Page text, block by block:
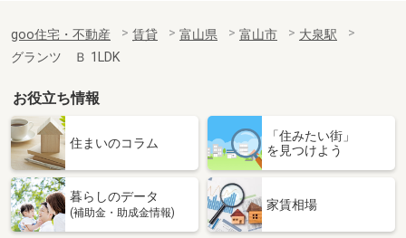
goo住宅・不動産 賃貸 富山県 富山市
大泉駅
グランツ Ｂ 1LDK
お役立ち情報
住まいのコラム
「住みたい街」
を見つけよう
暮らしのデータ
(補助金・助成金情報)
家賃相場